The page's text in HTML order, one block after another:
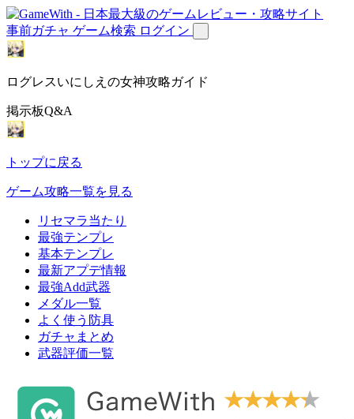
事前ガチャ ゲーム検索 ログイン
ログレスいにしえの女神攻略ガイド
掲示板Q&A
トップに戻る
ゲーム攻略一覧を見る
リセマラ当たり
最強テンプレ
基本テンプレ
最新アプデ情報
最強Add武器
メダル一覧
よく使う防具
ガチャまとめ
武器評価一覧